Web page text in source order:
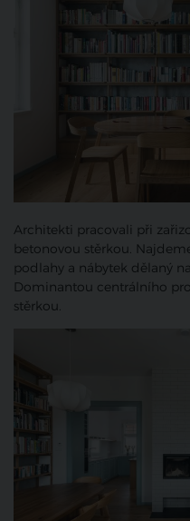
Architekti pracovali při
betonovou stěrkou.
podlahy a nábytek dělaný
Dominantou centrálního
stěrkou.